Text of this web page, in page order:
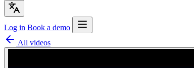
Log in Book a demo
All videos